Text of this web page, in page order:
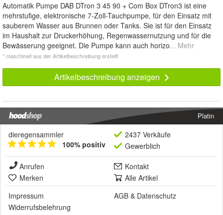
Automatik Pumpe DAB DTron 3 45 90 + Com Box DTron3 ist eine
mehrstufige, elektronische 7-Zoll-Tauchpumpe, für den Einsatz mit
sauberem Wasser aus Brunnen oder Tanks. Sie ist für den Einsatz
im Haushalt zur Druckerhöhung, Regenwassernutzung und für die
Bewässerung geeignet. Die Pumpe kann auch horizo... Mehr
* maschinell aus der Artikelbeschreibung erstellt
Artikelbeschreibung anzeigen
Platin
dieregensammler
100% positiv
2437 Verkäufe
Gewerblich
Anrufen
Kontakt
Merken
Alle Artikel
Impressum
AGB & Datenschutz
Widerrufsbelehrung